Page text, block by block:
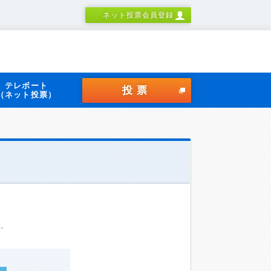
ネット投票会員登録
テレボート
（ネット投票）
投票